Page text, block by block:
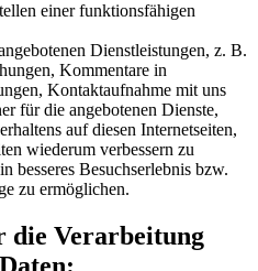
einer funktionsfähigen
Dienstleistungen, z. B.
Kommentare in
Kontaktaufnahme mit uns
für die angebotenen Dienste,
auf diesen Internetseiten,
wiederum verbessern zu
besseres Besuchserlebnis bzw.
zu ermöglichen.
die Verarbeitung